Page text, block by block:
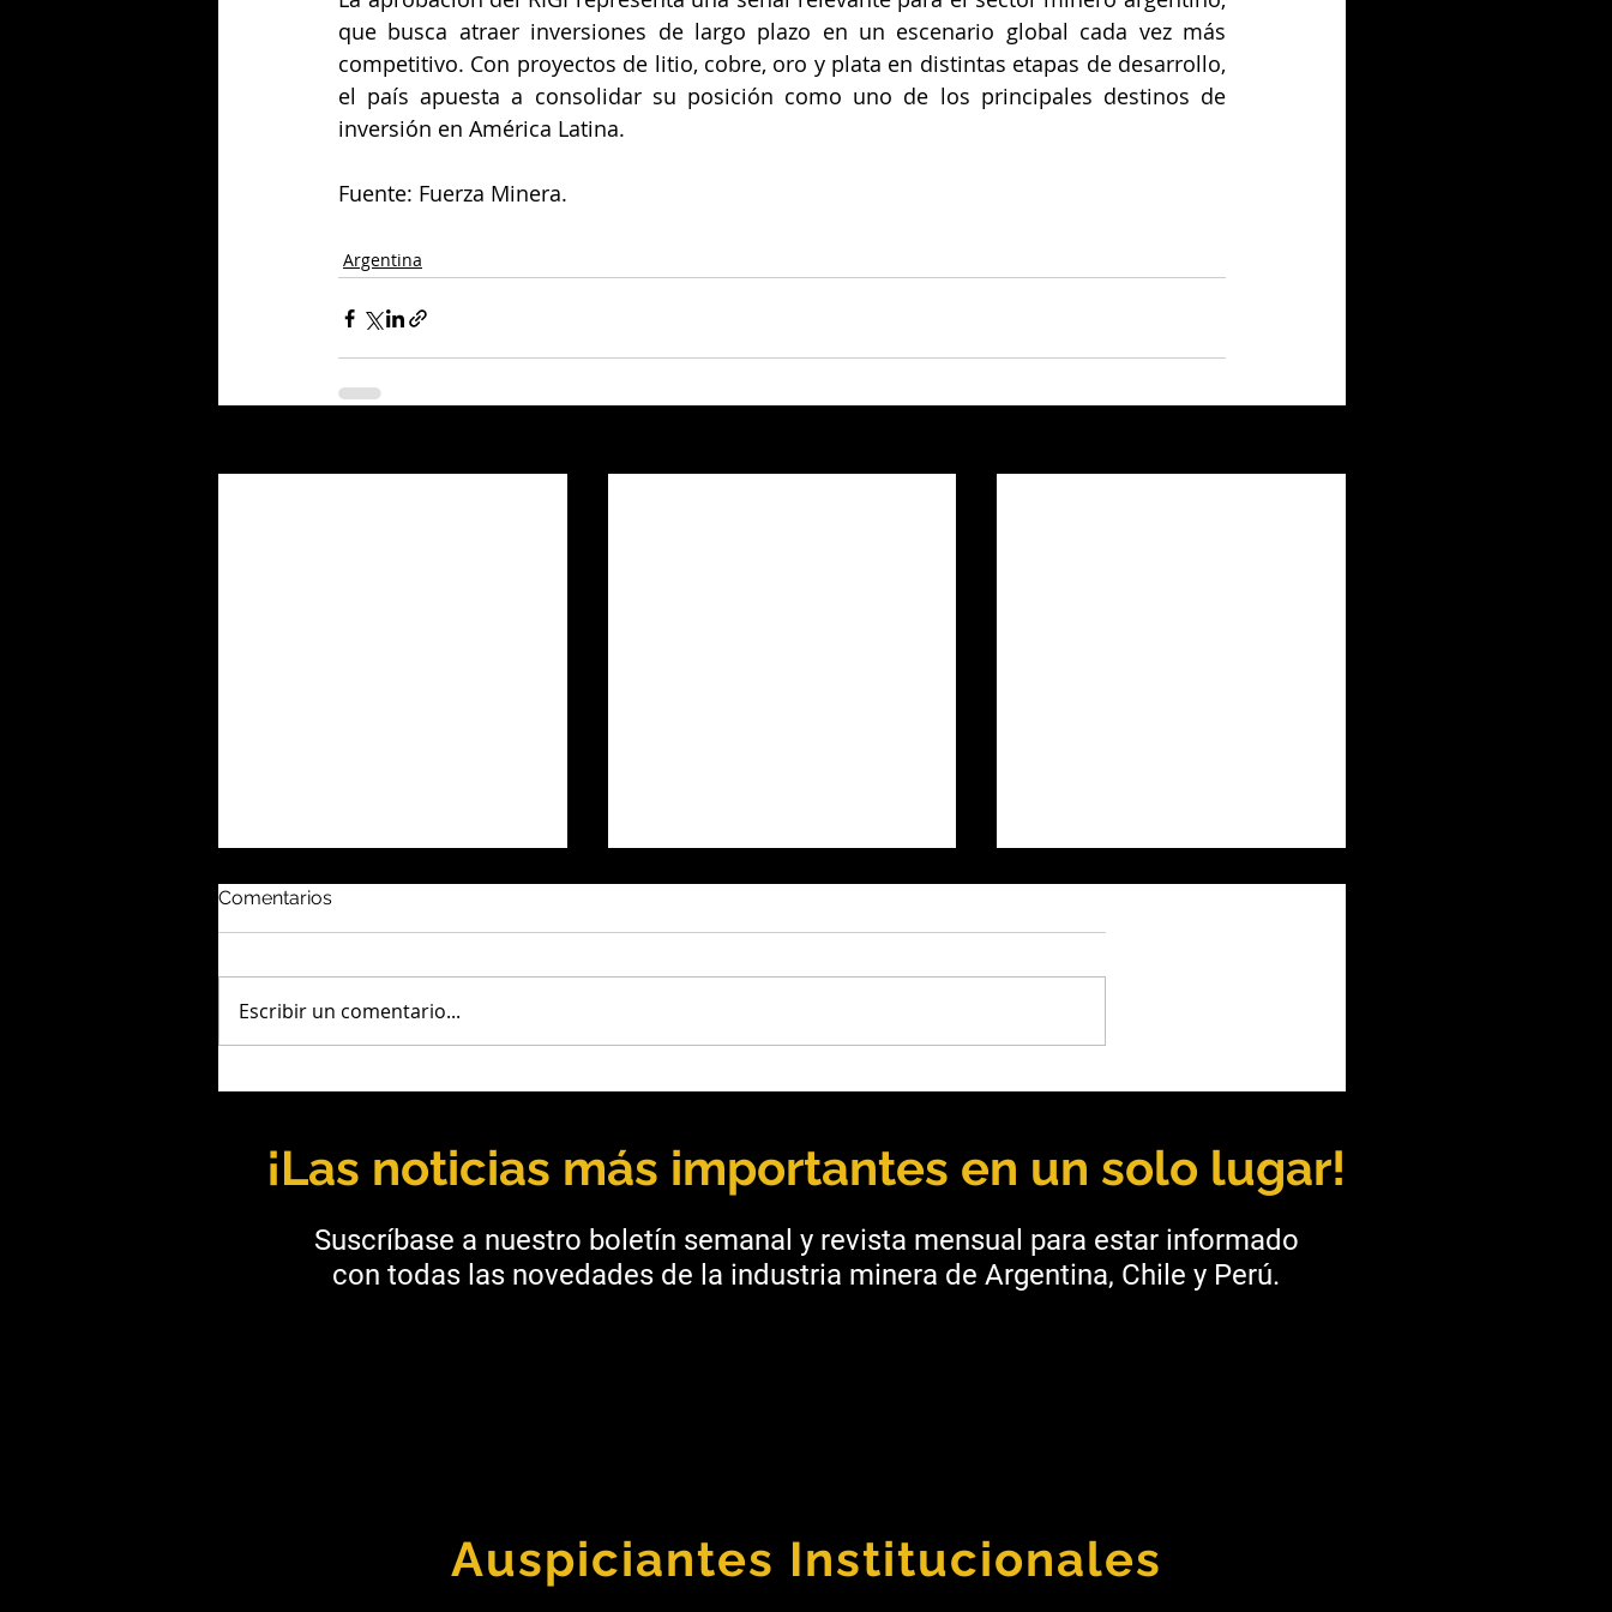
que busca atraer inversiones de largo plazo en un escenario global cada vez más
competitivo. Con proyectos de litio, cobre, oro y plata en distintas etapas de desarrollo,
el país apuesta a consolidar su posición como uno de los principales destinos de
inversión en América Latina.
Fuente: Fuerza Minera.
Argentina
Comentarios
Escribir un comentario...
¡Las noticias más importantes en un solo lugar!
Auspiciantes Institucionales
Suscríbase a nuestro boletín semanal y revista mensual para estar informado
con todas las novedades de la industria minera de Argentina, Chile y Perú.